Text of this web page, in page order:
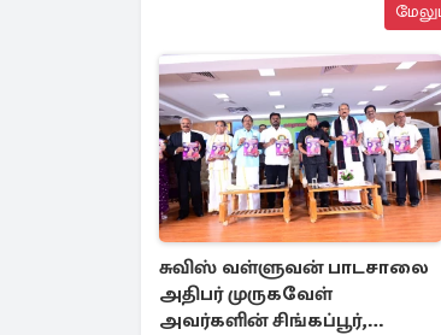
சுவிஸ் வள்ளுவன் பாடசாலை
அதிபர் முருகவேள்
அவர்களின் சிங்கப்பூர்,